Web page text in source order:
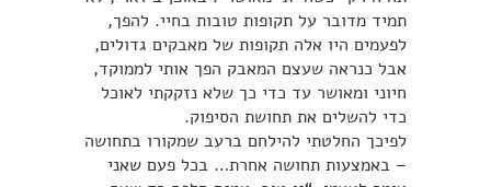
תמיד מדובר על תקופות טובות בחיי. להפך,
לפעמים היו אלה תקופות של מאבקים גדולים,
אבל כנראה שעצם המאבק הפך אותי לממוקד,
חיוני ומאושר עד כדי כך שלא נזקקתי לאוכל
כדי להשלים את תחושת הסיפוק.
לפיכך החלטתי להילחם ברעב שמקורו בתחושה
– באמצעות תחושה אחרת… בכל פעם שאני